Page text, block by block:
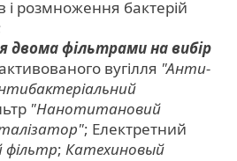
і розмноження бактерій
двома фільтрами на вибір
вугілля "Анти-
"Нанотитановий
; Електретний
;Катехиновый